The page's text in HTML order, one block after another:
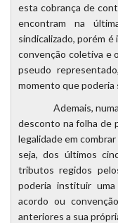
esta cobrança de
encontram na
sindicalizado, porém
convenção coletiva e
pseudo
momento que
Ademais, numa
desconto na folha de
legalidade em
seja, dos últimos
tributos regidos
poderia instituir
acordo ou
anteriores a sua